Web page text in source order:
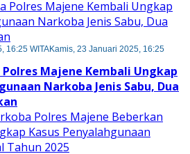
16:25 WITAKamis, 23 Januari 2025, 16:25
Polres Majene Kembali Ungkap
Narkoba Jenis Sabu, Dua